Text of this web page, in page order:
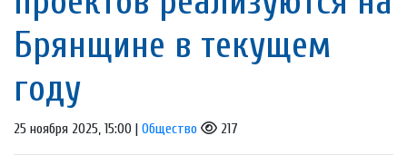
Брянщине в текущем
году
25 ноября 2025, 15:00 | Общество 217